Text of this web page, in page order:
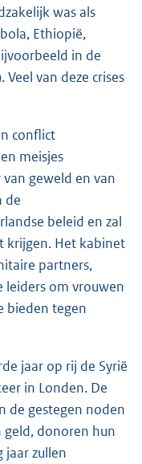
was als
Ethiopië,
in de
van deze crises
conflict
meisjes
geweld en van
de
beleid en zal
krijgen. Het kabinet
partners,
leiders om vrouwen
bieden tegen
jaar op rij de Syrië
in Londen. De
de gestegen noden
donoren hun
jaar zullen